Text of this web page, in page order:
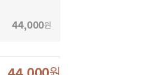
44,000원